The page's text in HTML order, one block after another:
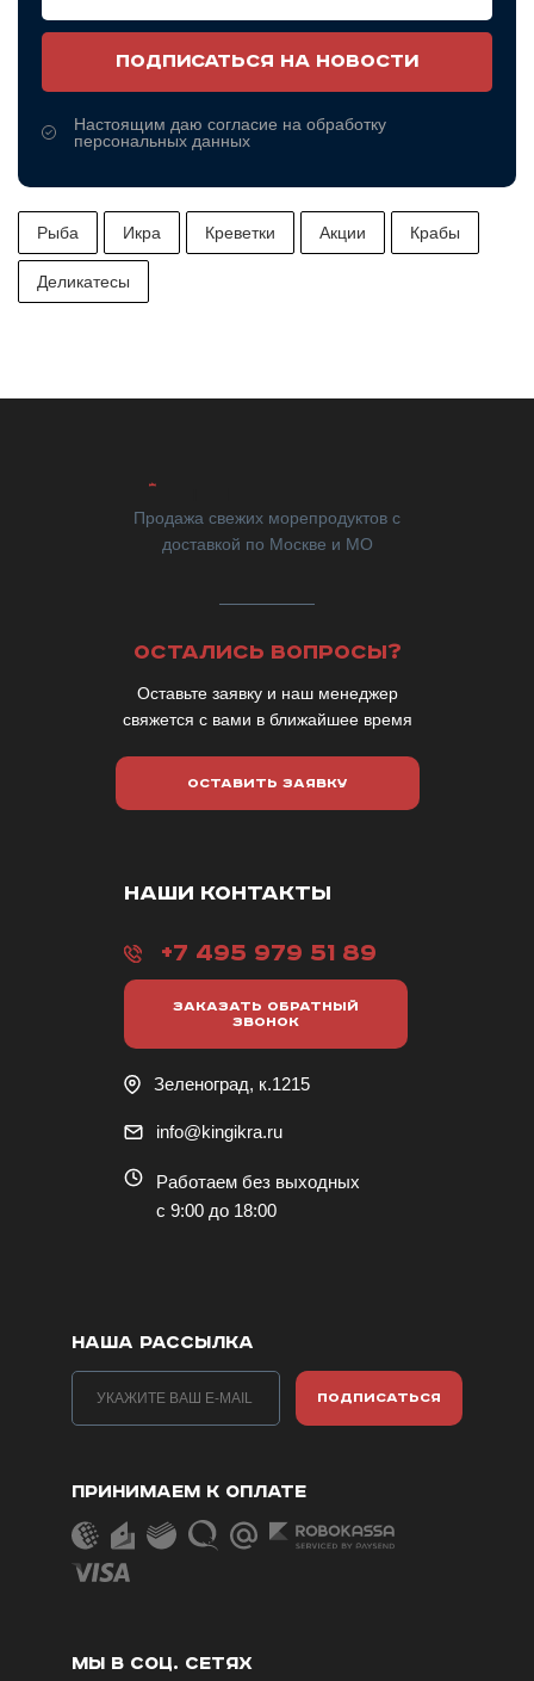
ПОДПИСАТЬСЯ НА НОВОСТИ
Настоящим даю согласие на обработку
персональных данных
Рыба Икра Креветки Акции Крабы
Деликатесы
Продажа свежих морепродуктов с
доставкой по Москве и МО
ОСТАЛИСЬ ВОПРОСЫ?
Оставьте заявку и наш менеджер
свяжется с вами в ближайшее время
ОСТАВИТЬ ЗАЯВКУ
НАШИ КОНТАКТЫ
+7 495 979 51 89
ЗАКАЗАТЬ ОБРАТНЫЙ
ЗВОНОК
Зеленоград, к.1215
info@kingikra.ru
Работаем без выходных
с 9:00 до 18:00
НАША РАССЫЛКА
ПОДПИСАТЬСЯ
ПРИНИМАЕМ К ОПЛАТЕ
МЫ В СОЦ. СЕТЯХ